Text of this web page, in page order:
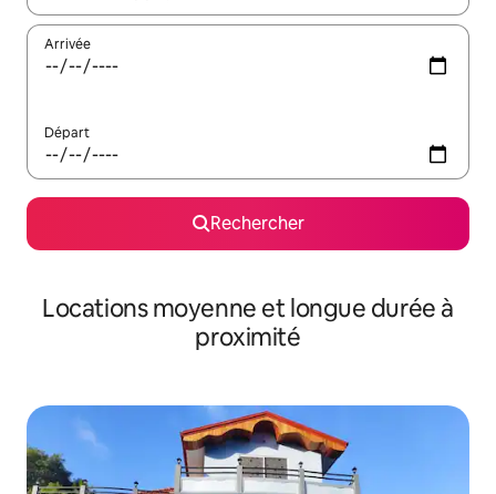
Arrivée
Départ
Rechercher
Locations moyenne et longue durée à
proximité